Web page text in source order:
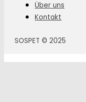
Über uns
Kontakt
SOSPET © 2025